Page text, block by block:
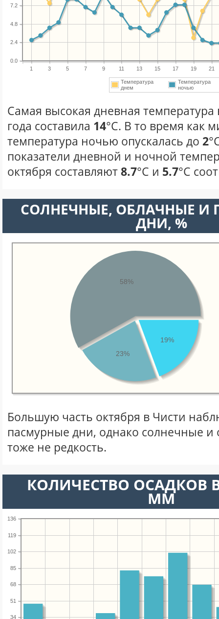
1 3 5 7 9 11 13 15 17 19 21
0.0
2.4
4.8
7.2
Температура
днем
Температура
ночью
Самая высокая дневная температура
года составила 14°С. В то время как
температура ночью опускалась до 2
показатели дневной и ночной
октября составляют8.7°С и 5.7°С
CОЛНЕЧНЫЕ, ОБЛАЧНЫЕ И
ДНИ, %
19%
23%
58%
Большую часть октября в Чисти
пасмурные дни, однако солнечные
тоже не редкость.
КОЛИЧЕСТВО ОСАДКОВ
ММ
34
51
68
85
102
119
136